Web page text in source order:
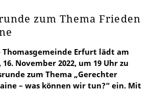
zum Thema Frieden
Thomasgemeinde Erfurt lädt am
November 2022, um 19 Uhr zu
zum Thema „Gerechter
– was können wir tun?“ ein. Mit